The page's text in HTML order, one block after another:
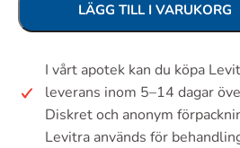
LÄGG TILL I VARUKORG
I vårt apotek kan du köpa
leverans inom 5–14 dagar
Diskret och anonym
Levitra används för